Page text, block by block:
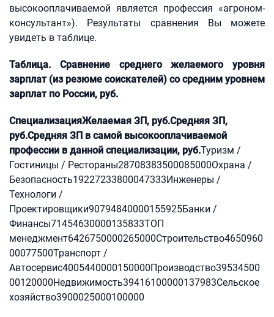
высокооплачиваемой является профессия «агроном-
консультант»). Результаты сравнения Вы можете
увидеть в таблице.
Таблица. Сравнение среднего желаемого уровня
зарплат (из резюме соискателей) со средним уровнем
зарплат по России, руб.
СпециализацияЖелаемая ЗП, руб.Средняя ЗП,
руб.Средняя ЗП в самой высокооплачиваемой
профессии в данной специализации, руб.Туризм /
Гостиницы / Рестораны28708383500085000Охрана /
Безопасность19227233800047333Инженеры /
Технологи /
Проектировщики90794840000155925Банки /
Финансы71454630000135833ТОП
менеджмент6426750000265000Строительство4650960
00077500Транспорт /
Автосервис4005440000150000Производство39534500
00120000Недвижимость39416100000137983Сельское
хозяйство3900025000100000